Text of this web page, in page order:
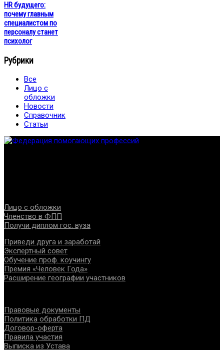
HR будущего:
почему главным
специалистом по
персоналу станет
психолог
Рубрики
Все
Лицо с
обложки
Новости
Справочник
Статьи
Лицо с обложки
Членство в ФПП
Получи диплом гос. вуза
Приведи друга и заработай
Экспертный совет
Обучение проф. коучингу
Премия «Человек Года»
Расширение географии участников
Правовые документы
Политика обработки ПД
Договор-оферта
Правила участия
Выписка из Устава